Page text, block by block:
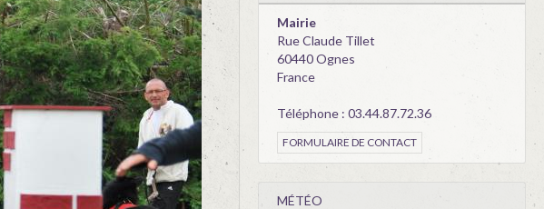
Mairie
Rue Claude Tillet
60440 Ognes
France
Téléphone : 03.44.87.72.36
FORMULAIRE DE CONTACT
MÉTÉO